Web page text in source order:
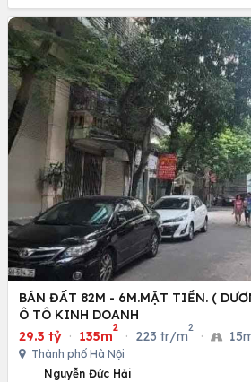
BÁN ĐẤT 82M - 6M.MẶT TIỀN. (
Ô TÔ KINH DOANH
29.3 tỷ · 135m
2
· 223 tr/m
2
·
Thành phố Hà Nội
Nguyễn Đức Hải